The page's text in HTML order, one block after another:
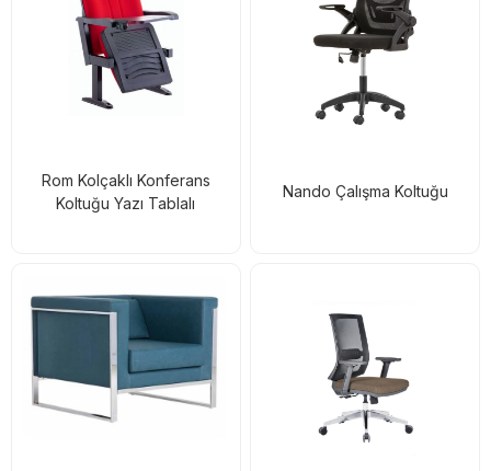
Rom Kolçaklı Konferans
Koltuğu Yazı Tablalı
Nando Çalışma Koltuğu